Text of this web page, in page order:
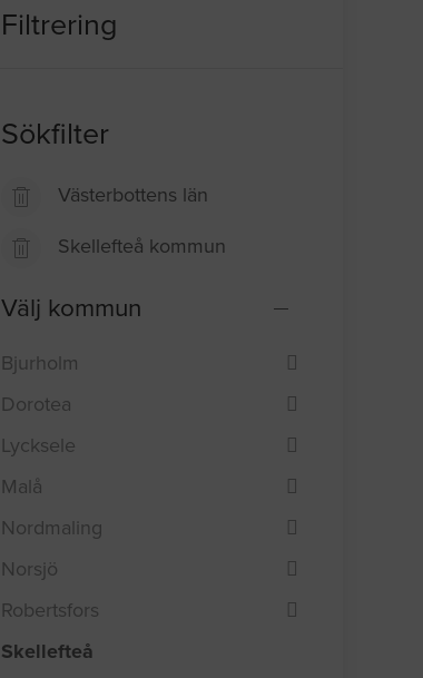
Filtrering
Sökfilter
Västerbottens län
Skellefteå kommun
Välj kommun
Bjurholm
Dorotea
Lycksele
Malå
Nordmaling
Norsjö
Robertsfors
Skellefteå